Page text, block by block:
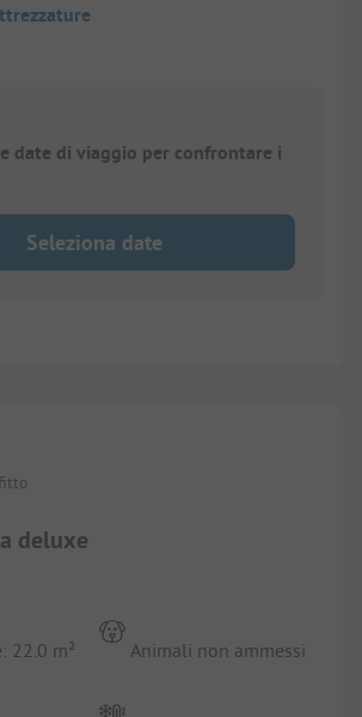
date di viaggio per confrontare i
Seleziona date
deluxe
22.0 m² Animali non ammessi